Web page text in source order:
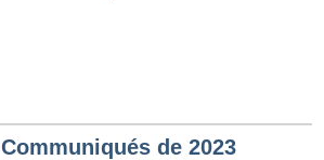
Communiqués de 2023